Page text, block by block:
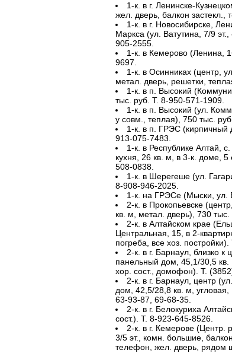
1-к. в г. Ленинске-
жел. дверь, балкон застекл.,
1-к. в г. Новосибирске,
Маркса (ул. Ватутина, 7/9
905-2555.
1-к. в Кемерово (Ленина,
9697.
1-к. в Осинниках (центр,
метал. дверь, решетки,
1-к. в п. Высокий
тыс. руб. Т. 8-950-571-1909.
1-к. в п. Высокий (ул.
у совм., теплая), 750 тыс.
1-к. в п. ГРЭС (кирпичный
913-075-7483.
1-к. в Республике Алтай,
кухня, 26 кв. м, в 3-к. доме,
508-0838.
1-к. в Шерегеше (ул.
8-908-946-2025.
1-к. на ГРЭСе (Мыски, ул.
2-к. в Прокопьевске
кв. м, метал. дверь), 730
2-к. в Алтайском крае
Центральная, 15, в 2-
погреба, все хоз.
2-к. в г. Барнаул, близко к
панельный дом, 45,1/30,5 кв.
хор. сост., домофон). Т.
2-к. в г. Барнаул, центр
дом, 42,5/28,8 кв. м, угловая,
63-93-87, 69-68-35.
2-к. в г. Белокуриха
сост.). Т. 8-923-645-8526.
2-к. в г. Кемерове (Центр.
3/5 эт., комн. большие,
телефон, жел. дверь, рядом